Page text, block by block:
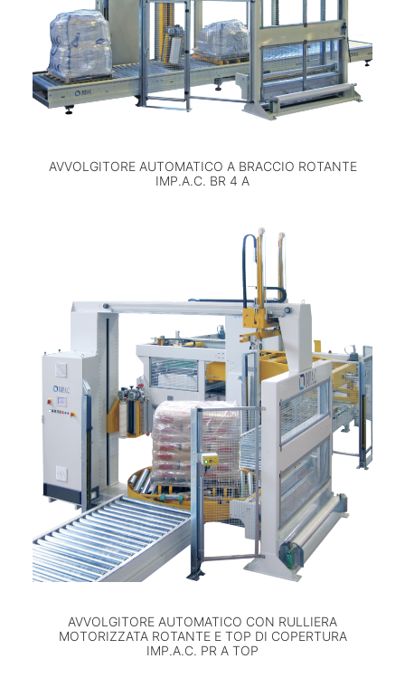
AVVOLGITORE AUTOMATICO A BRACCIO ROTANTE
IMP.A.C. BR 4 A
AVVOLGITORE AUTOMATICO CON RULLIERA
MOTORIZZATA ROTANTE E TOP DI COPERTURA
IMP.A.C. PR A TOP